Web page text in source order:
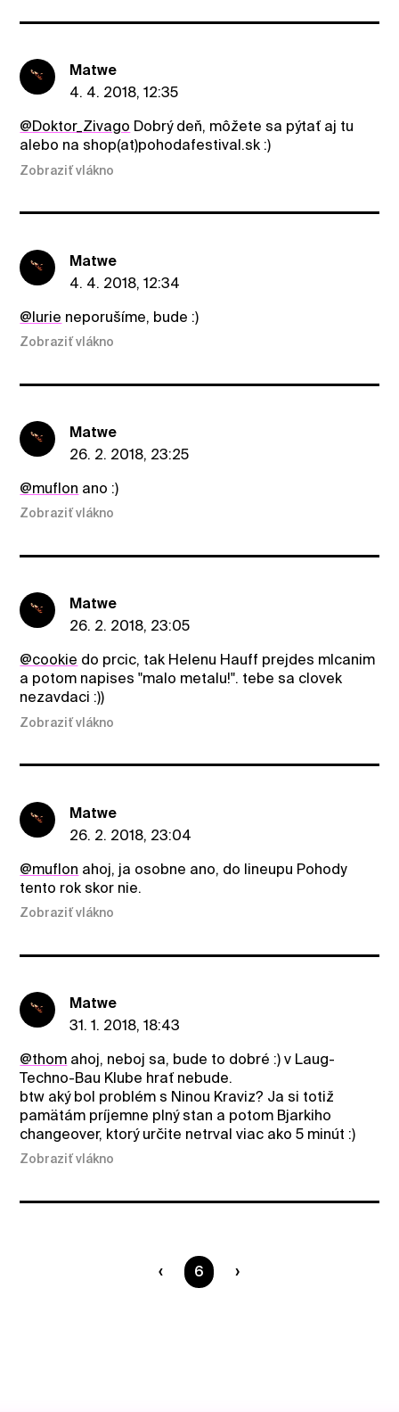
Matwe
4. 4. 2018, 12:35
@Doktor_Zivago Dobrý deň, môžete sa pýtať aj tu
alebo na shop(at)pohodafestival.sk :)
Zobraziť vlákno
Matwe
4. 4. 2018, 12:34
@lurie neporušíme, bude :)
Zobraziť vlákno
Matwe
26. 2. 2018, 23:25
@muflon ano :)
Zobraziť vlákno
Matwe
26. 2. 2018, 23:05
@cookie do prcic, tak Helenu Hauff prejdes mlcanim
a potom napises "malo metalu!". tebe sa clovek
nezavdaci :))
Zobraziť vlákno
Matwe
26. 2. 2018, 23:04
@muflon ahoj, ja osobne ano, do lineupu Pohody
tento rok skor nie.
Zobraziť vlákno
Matwe
31. 1. 2018, 18:43
@thom ahoj, neboj sa, bude to dobré :) v Laug-
Techno-Bau Klube hrať nebude.
btw aký bol problém s Ninou Kraviz? Ja si totiž
pamätám príjemne plný stan a potom Bjarkiho
changeover, ktorý určite netrval viac ako 5 minút :)
Zobraziť vlákno
Ste na strane
6